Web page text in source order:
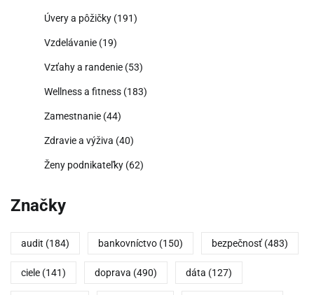
Úvery a pôžičky (191)
Vzdelávanie (19)
Vzťahy a randenie (53)
Wellness a fitness (183)
Zamestnanie (44)
Zdravie a výživa (40)
Ženy podnikateľky (62)
Značky
audit (184) bankovníctvo (150) bezpečnosť (483)
ciele (141) doprava (490) dáta (127)